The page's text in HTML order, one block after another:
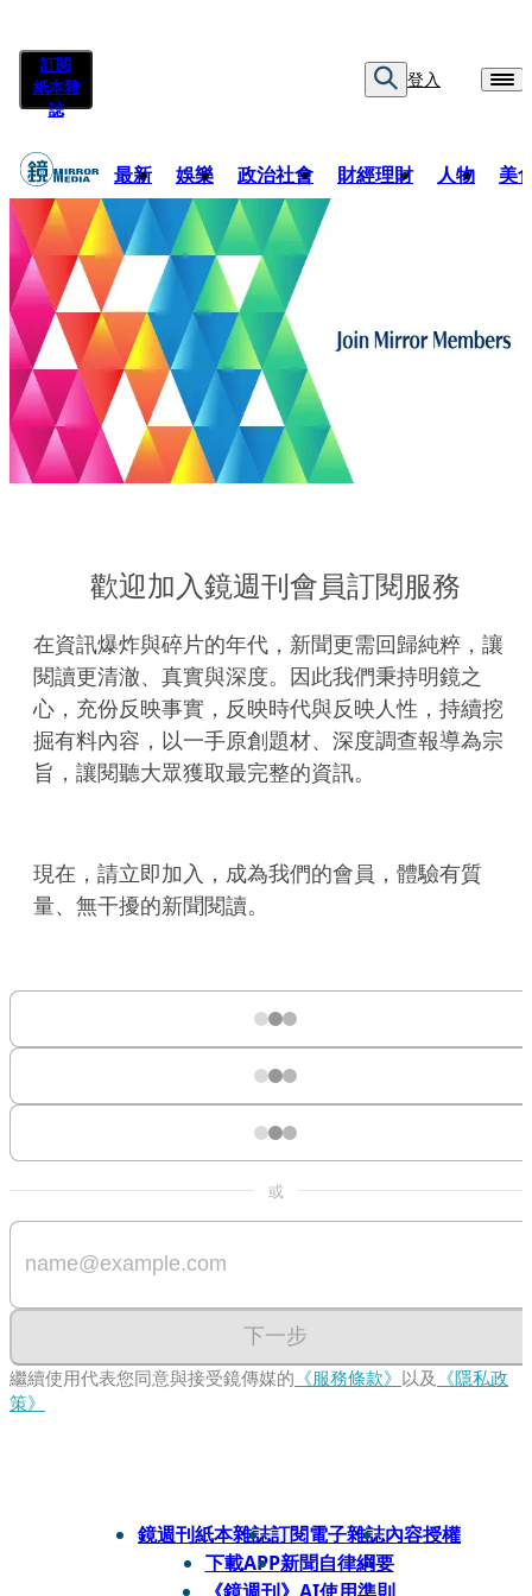
訂閱
紙本雜
誌
登入
最新 娛樂 政治社會 財經理財 人物 美
歡迎加入鏡週刊會員訂閱服務
在資訊爆炸與碎片的年代，新聞更需回歸純粹，讓
閱讀更清澈、真實與深度。因此我們秉持明鏡之
心，充份反映事實，反映時代與反映人性，持續挖
掘有料內容，以一手原創題材、深度調查報導為宗
旨，讓閱聽大眾獲取最完整的資訊。
現在，請立即加入，成為我們的會員，體驗有質
量、無干擾的新聞閱讀。
或
下一步
繼續使用代表您同意與接受鏡傳媒的 《服務條款》 以及 《隱私政
策》
鏡週刊紙本雜誌訂閱電子雜誌內容授權
下載APP新聞自律綱要